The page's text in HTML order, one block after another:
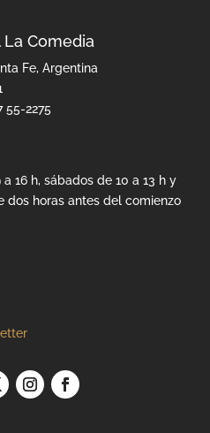
Comedia
Fe, Argentina
55-2275
16 h, sábados de 10 a 13 h y
dos horas antes del comienzo